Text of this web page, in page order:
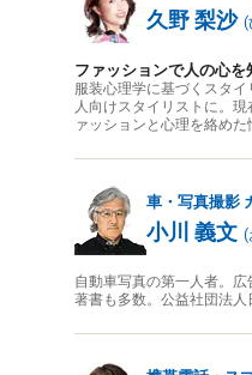
久野 梨沙 (
ファッションで人の心
服装心理学に基づくスタ
人向けスタイリストに。
ァッションと心理を絡め
車・写真撮影
小川 義文 (
自動車写真の第一人者。
著書も多数。公益社団法